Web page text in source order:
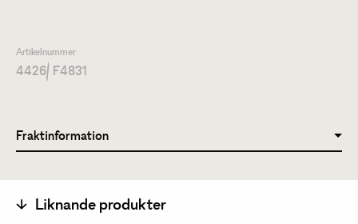
Artikelnummer
4426/ F4831
Fraktinformation
Liknande produkter